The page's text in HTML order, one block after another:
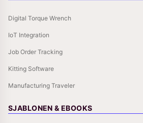
Digital Torque Wrench
IoT Integration
Job Order Tracking
Kitting Software
Manufacturing Traveler
SJABLONEN & EBOOKS